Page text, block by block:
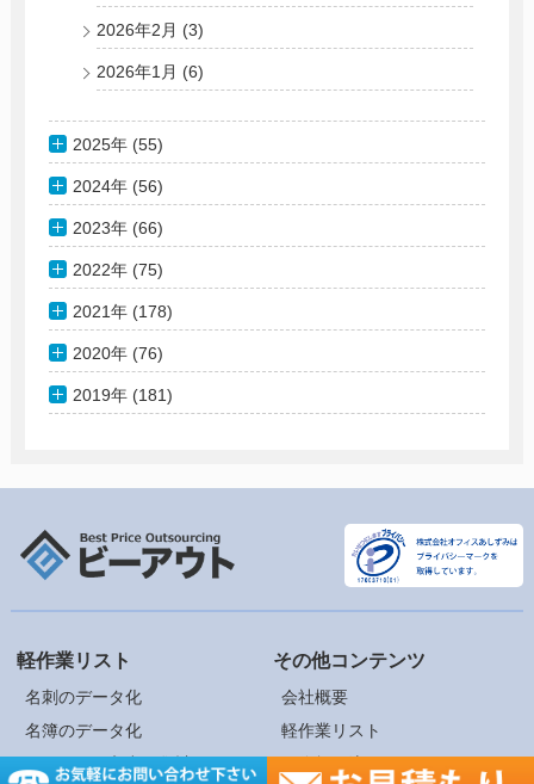
2026年2月 (3)
2026年1月 (6)
2025年 (55)
2024年 (56)
2023年 (66)
2022年 (75)
2021年 (178)
2020年 (76)
2019年 (181)
軽作業リスト
名刺のデータ化
名簿のデータ化
アンケート入力・集計
その他コンテンツ
会社概要
軽作業リスト
ご依頼の流れ